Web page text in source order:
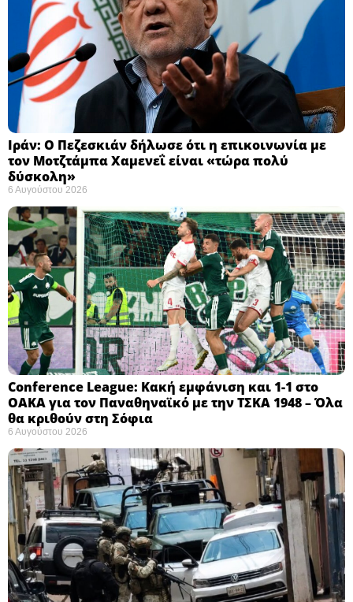
Ιράν: Ο Πεζεσκιάν δήλωσε ότι η επικοινωνία με
τον Μοτζτάμπα Χαμενεΐ είναι «τώρα πολύ
δύσκολη» ​
6 Αυγούστου 2026
Conference League: Κακή εμφάνιση και 1-1 στο
ΟΑΚΑ για τον Παναθηναϊκό με την ΤΣΚΑ 1948 – Όλα
θα κριθούν στη Σόφια ​
6 Αυγούστου 2026